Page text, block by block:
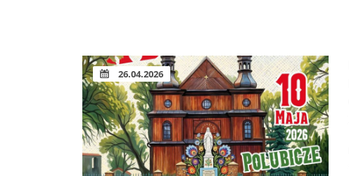
26.04.2026